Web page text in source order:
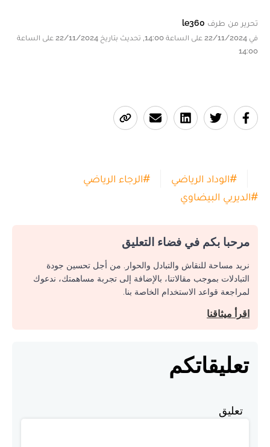
تحرير من طرف le360
في 22/11/2024 على الساعة 14:00, تحديث بتاريخ 22/11/2024 على الساعة
14:00
#الوداد الرياضي #الرجاء الرياضي
#الديربي البيضاوي
مرحبا بكم في فضاء التعليق
نريد مساحة للنقاش والتبادل والحوار. من أجل تحسين جودة
التبادلات بموجب مقالاتنا، بالإضافة إلى تجربة مساهمتك، ندعوك
لمراجعة قواعد الاستخدام الخاصة بنا.
اقرأ ميثاقنا
تعليقاتكم
تعليق